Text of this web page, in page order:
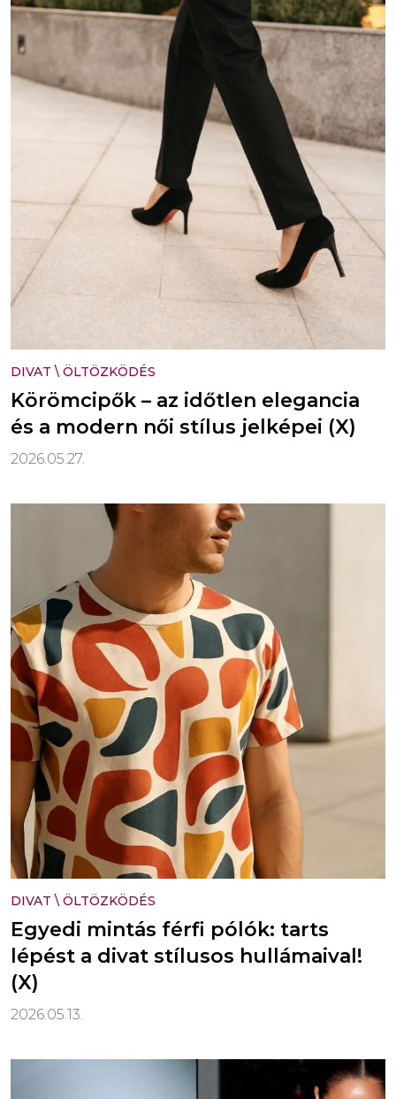
DIVAT \ ÖLTÖZKÖDÉS
Körömcipők – az időtlen elegancia
és a modern női stílus jelképei (X)
2026.05.27.
DIVAT \ ÖLTÖZKÖDÉS
Egyedi mintás férfi pólók: tarts
lépést a divat stílusos hullámaival!
(X)
2026.05.13.